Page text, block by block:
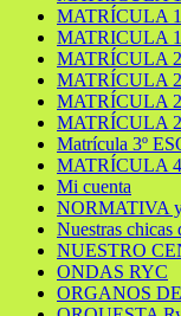
MATRÍCULA
MATRICULA
MATRÍCULA
MATRÍCULA
MATRÍCULA
MATRÍCULA
Matrícula 3º
MATRÍCULA
Mi cuenta
NORMATIVA
Nuestras chicas
NUESTRO
ONDAS RYC
ORGANOS